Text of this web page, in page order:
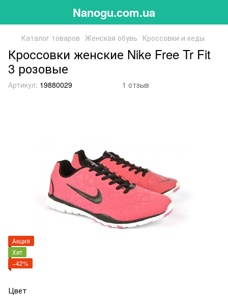
Nanogu.com.ua
Каталог товаров Женская обувь Кроссовки и кеды
Кроссовки женские Nike Free Tr Fit
3 розовые
Артикул: 19880029 1 отзыв
Акция
Хит
−42%
Цвет